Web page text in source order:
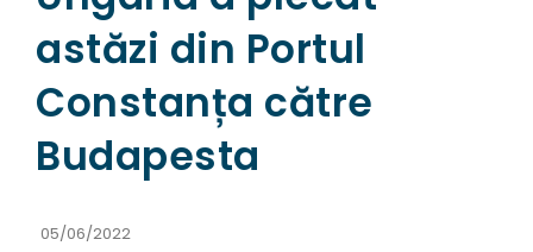
astăzi din Portul
Constanța către
Budapesta
05/06/2022